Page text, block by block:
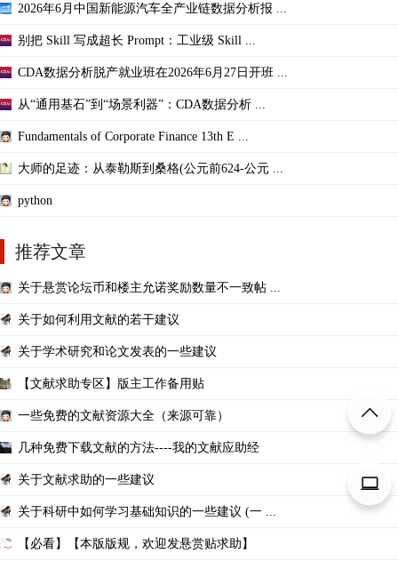
2026年6月中国新能源汽车全产业链数据分析报 ...
别把 Skill 写成超长 Prompt：工业级 Skill ...
CDA数据分析脱产就业班在2026年6月27日开班 ...
从“通用基石”到“场景利器”：CDA数据分析 ...
Fundamentals of Corporate Finance 13th E ...
大师的足迹：从泰勒斯到桑格(公元前624-公元 ...
python
推荐文章
关于悬赏论坛币和楼主允诺奖励数量不一致帖 ...
关于如何利用文献的若干建议
关于学术研究和论文发表的一些建议
【文献求助专区】版主工作备用贴
一些免费的文献资源大全（来源可靠）
几种免费下载文献的方法----我的文献应助经
关于文献求助的一些建议
关于科研中如何学习基础知识的一些建议 (一 ...
【必看】【本版版规，欢迎发悬赏贴求助】